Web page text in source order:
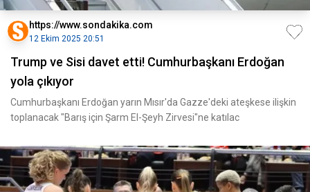
https://www.sondakika.com
12 Ekim 2025 20:51
Trump ve Sisi davet etti! Cumhurbaşkanı Erdoğan
yola çıkıyor
Cumhurbaşkanı Erdoğan yarın Mısır'da Gazze'deki ateşkese ilişkin
toplanacak "Barış için Şarm El-Şeyh Zirvesi"ne katılac